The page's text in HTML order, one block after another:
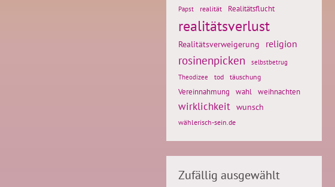
Papst realität Realitätsflucht
realitätsverlust
Realitätsverweigerung religion
rosinenpicken
selbstbetrug
Theodizee
tod täuschung
Vereinnahmung wahl weihnachten
wirklichkeit wunsch
wählerisch-sein.de
Zufällig ausgewählt